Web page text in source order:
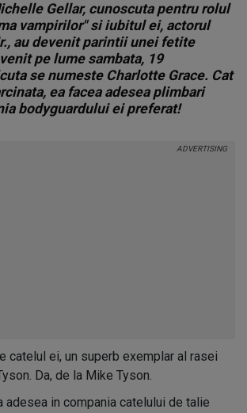
Gellar, cunoscuta pentru rolul
vampirilor" si iubitul ei, actorul
au devenit parintii unei fetite
pe lume sambata, 19
se numeste Charlotte Grace. Cat
ea facea adesea plimbari
bodyguardului ei preferat!
catelul ei, un superb exemplar al rasei
Da, de la Mike Tyson.
adesea in compania catelului de talie